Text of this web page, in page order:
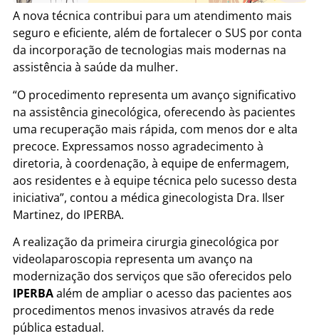
A nova técnica contribui para um atendimento mais
seguro e eficiente, além de fortalecer o SUS por conta
da incorporação de tecnologias mais modernas na
assistência à saúde da mulher.
“O procedimento representa um avanço significativo
na assistência ginecológica, oferecendo às pacientes
uma recuperação mais rápida, com menos dor e alta
precoce. Expressamos nosso agradecimento à
diretoria, à coordenação, à equipe de enfermagem,
aos residentes e à equipe técnica pelo sucesso desta
iniciativa”, contou a médica ginecologista Dra. Ilser
Martinez, do IPERBA.
A realização da primeira cirurgia ginecológica por
videolaparoscopia representa um avanço na
modernização dos serviços que são oferecidos pelo
IPERBAalém de ampliar o acesso das pacientes aos
procedimentos menos invasivos através da rede
pública estadual.